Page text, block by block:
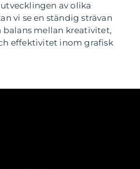
av olika
vi se en ständig strävan
mellan kreativitet,
effektivitet inom grafisk